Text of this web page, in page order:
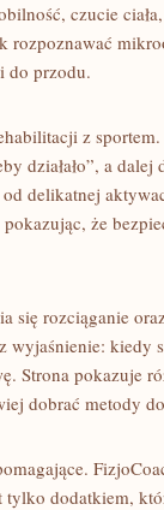
czucie
rozpoznawać
do przodu.
z
działało”, a dalej
delikatnej
że
się rozciąganie
wyjaśnienie: kiedy
Strona pokazuje
dobrać metody
dodatkiem,